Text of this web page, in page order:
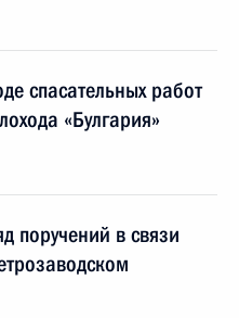
спасательных работ
«Булгария»
поручений в связи